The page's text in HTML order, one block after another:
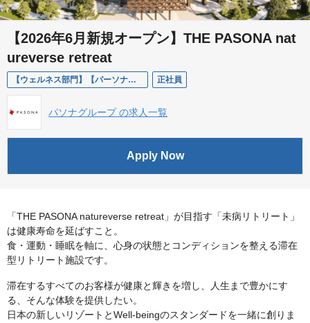
【2026年6月新規オープン】THE PASONA nat
ureverse retreat
【ウェルネス部門】【パーソナルトレーナー】 正社員
パソナグループ の求人一覧
Apply Now
「THE PASONA natureverse retreat」が目指す「未病リトリート」
は健康寿命を延ばすこと。
食・運動・睡眠を軸に、心身の状態とコンディションを整える滞在
型リトリート施設です。
滞在するすべてのお客様が健康と輝きを増し、人生まで豊かにす
る、そんな体験を提供したい。
日本の新しいリゾートとWell-beingのスタンダードを一緒に創りま